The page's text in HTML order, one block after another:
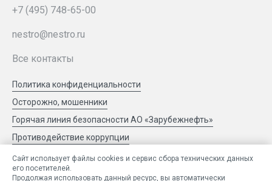
+7 (495) 748-65-00
nestro@nestro.ru
Все контакты
РМНТК «Нефтеотдача»
«ЗН НТЦ»
«ЗН Цифра»
Политика конфиденциальности
Осторожно, мошенники
Горячая линия безопасности АО «Зарубежнефть»
Противодействие коррупции
Сообщить об ошибке
Сайт использует файлы cookies и сервис сбора технических данных
его посетителей.
Продолжая использовать данный ресурс, вы автоматически